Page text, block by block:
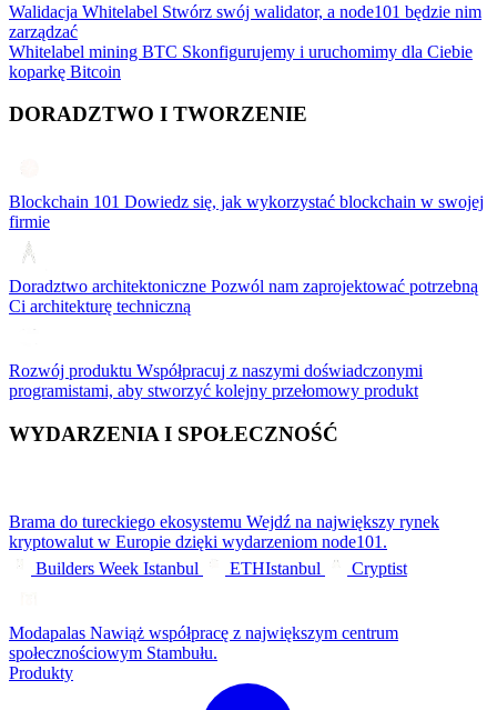
Walidacja Whitelabel Stwórz swój walidator, a node101 będzie nim
zarządzać
Whitelabel mining BTC Skonfigurujemy i uruchomimy dla Ciebie
koparkę Bitcoin
DORADZTWO I TWORZENIE
Blockchain 101 Dowiedz się, jak wykorzystać blockchain w swojej
firmie
Doradztwo architektoniczne Pozwól nam zaprojektować potrzebną
Ci architekturę techniczną
Rozwój produktu Współpracuj z naszymi doświadczonymi
programistami, aby stworzyć kolejny przełomowy produkt
WYDARZENIA I SPOŁECZNOŚĆ
Brama do tureckiego ekosystemu Wejdź na największy rynek
kryptowalut w Europie dzięki wydarzeniom node101.
Builders Week Istanbul
ETHIstanbul Cryptist
Modapalas Nawiąż współpracę z największym centrum
społecznościowym Stambułu.
Produkty